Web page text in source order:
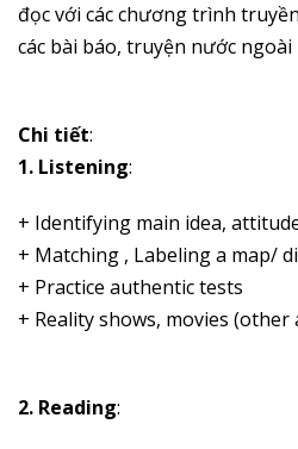
đọc với các chương trình
các bài báo, truyện nước ngoài
Chi tiết:
1. Listening:
+ Identifying main idea,
+ Matching , Labeling a map/
+ Practice authentic tests
+ Reality shows, movies (other
2. Reading: